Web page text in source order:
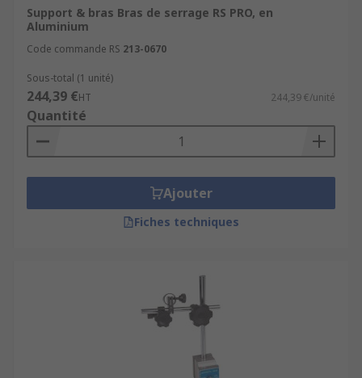
Support & bras Bras de serrage RS PRO, en
Aluminium
Code commande RS 213-0670
Sous-total (1 unité)
244,39 €HT 244,39 €/unité
Quantité
Ajouter
Fiches techniques